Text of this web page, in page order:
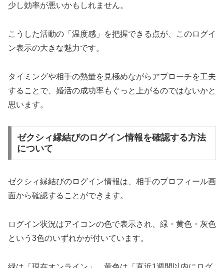
少し効率が悪いかもしれません。
こうした活動の「温度感」を把握できる点が、このログイ
ン表示の大きな魅力です。
タイミングや相手の熱量を見極めながらアプローチを工夫
することで、婚活の成功率もぐっと上がるのではないかと
思います。
ゼクシィ縁結びのログイン情報を確認する方法
について
ゼクシィ縁結びのログイン情報は、相手のプロフィール画
面から確認することができます。
ログイン状況はアイコンの色で表示され、緑・黄色・灰色
という3色のいずれかが付いています。